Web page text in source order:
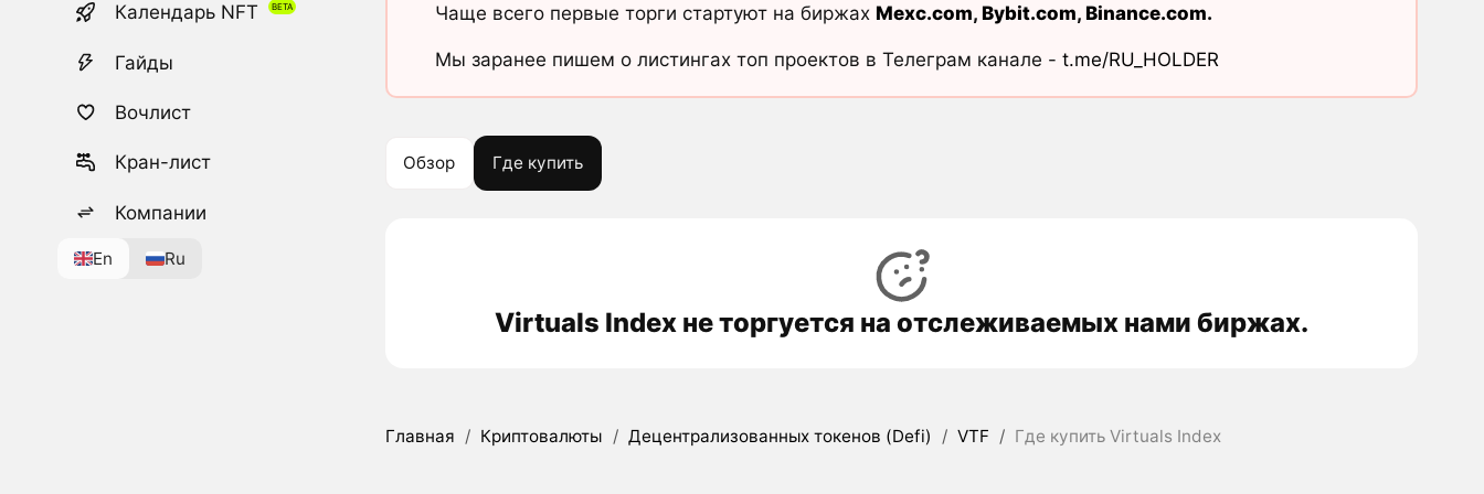
Календарь NFT
Гайды
Вочлист
Кран-лист
Компании
En Ru
Чаще всего первые торги стартуют на биржах Mexc.com, Bybit.com, Binance.com.
Мы заранее пишем о листингах топ проектов в Телеграм канале - t.me/RU_HOLDER
Обзор Где купить
Virtuals Index не торгуется на отслеживаемых нами биржах.
Главная / Криптовалюты / Децентрализованных токенов (Defi) / VTF / Где купить Virtuals Index